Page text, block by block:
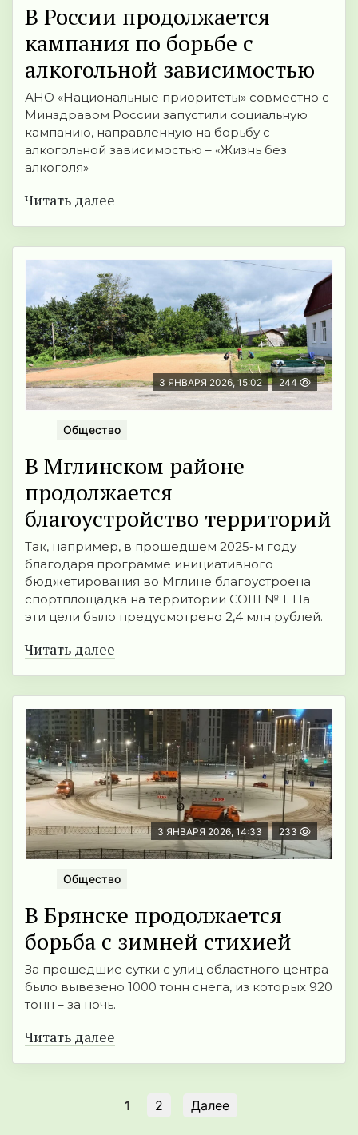
В России продолжается
кампания по борьбе с
алкогольной зaвисимостью
АНО «Национальные приоритеты» совместно с
Минздравом России запустили социальную
кампанию, направленную на борьбу с
алкогольной зависимостью – «Жизнь без
алкоголя»
Читать далее
3 ЯНВАРЯ 2026, 15:02 244
Общество
В Мглинском районе
продолжается
благоустройство территорий
Так, например, в прошедшем 2025-м году
благодаря программе инициативного
бюджетирования во Мглине благоустроена
спортплощадка на территории СОШ № 1. На
эти цели было предусмотрено 2,4 млн рублей.
Читать далее
3 ЯНВАРЯ 2026, 14:33 233
Общество
В Брянске продолжается
борьба с зимней стихией
За прошедшие сутки с улиц областного центра
было вывезено 1000 тонн снега, из которых 920
тонн – за ночь.
Читать далее
1 2 Далее